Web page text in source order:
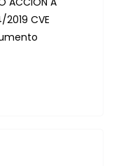
2019 CVE